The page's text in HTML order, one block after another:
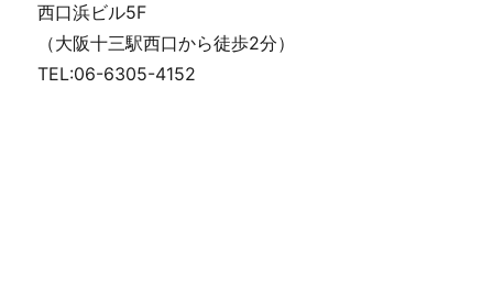
西口浜ビル5F
（大阪十三駅西口から徒歩2分）
TEL:06-6305-4152